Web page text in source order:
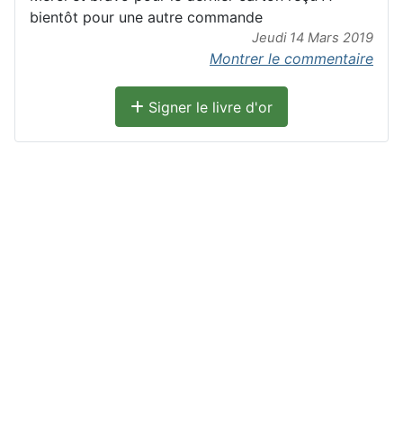
bientôt pour une autre commande
Jeudi 14 Mars 2019
Montrer le commentaire
Signer le livre d'or